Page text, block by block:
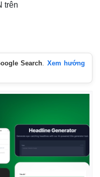
trên
Search. Xem hướng